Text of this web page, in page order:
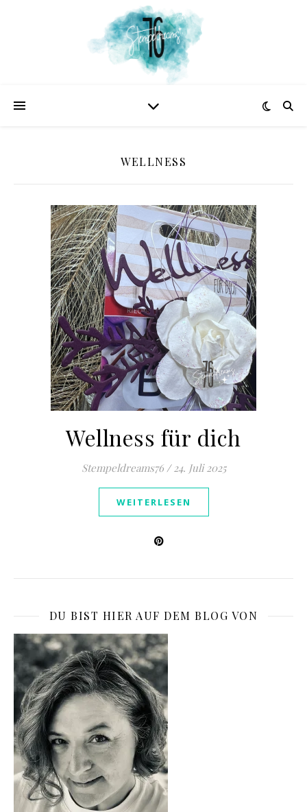
WELLNESS
Wellness für dich
Stempeldreams76 / 24. Juli 2025
WEITERLESEN
DU BIST HIER AUF DEM BLOG VON